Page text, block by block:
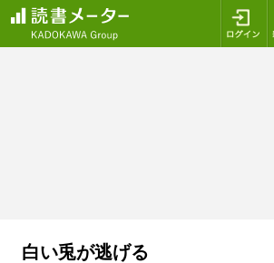
白い兎が逃げる